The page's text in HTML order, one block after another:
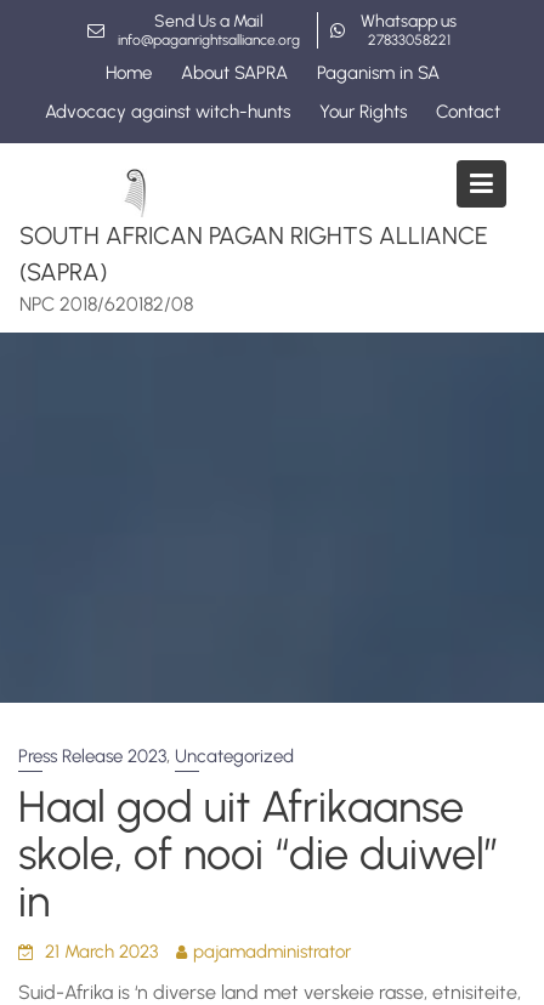
Send Us a Mail
info@paganrightsalliance.org
Whatsapp us
27833058221
Home About SAPRA
Paganism in SA
Advocacy against witch-hunts
Your Rights Contact
SOUTH AFRICAN PAGAN RIGHTS ALLIANCE
(SAPRA)
NPC 2018/620182/08
Press Release 2023, Uncategorized
Haal god uit Afrikaanse
skole, of nooi “die duiwel”
in
21 March 2023 pajamadministrator
Suid-Afrika is ‘n diverse land met verskeie rasse, etnisiteite,